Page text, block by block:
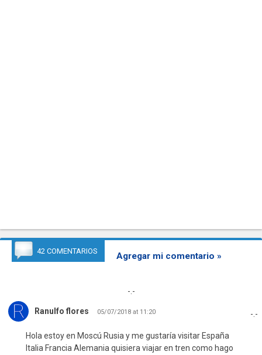
42 COMENTARIOS Agregar mi comentario »
-.-
Ranulfo flores 05/07/2018 at 11:20
Hola estoy en Moscú Rusia y me gustaría visitar España
Italia Francia Alemania quisiera viajar en tren como hago
-.-